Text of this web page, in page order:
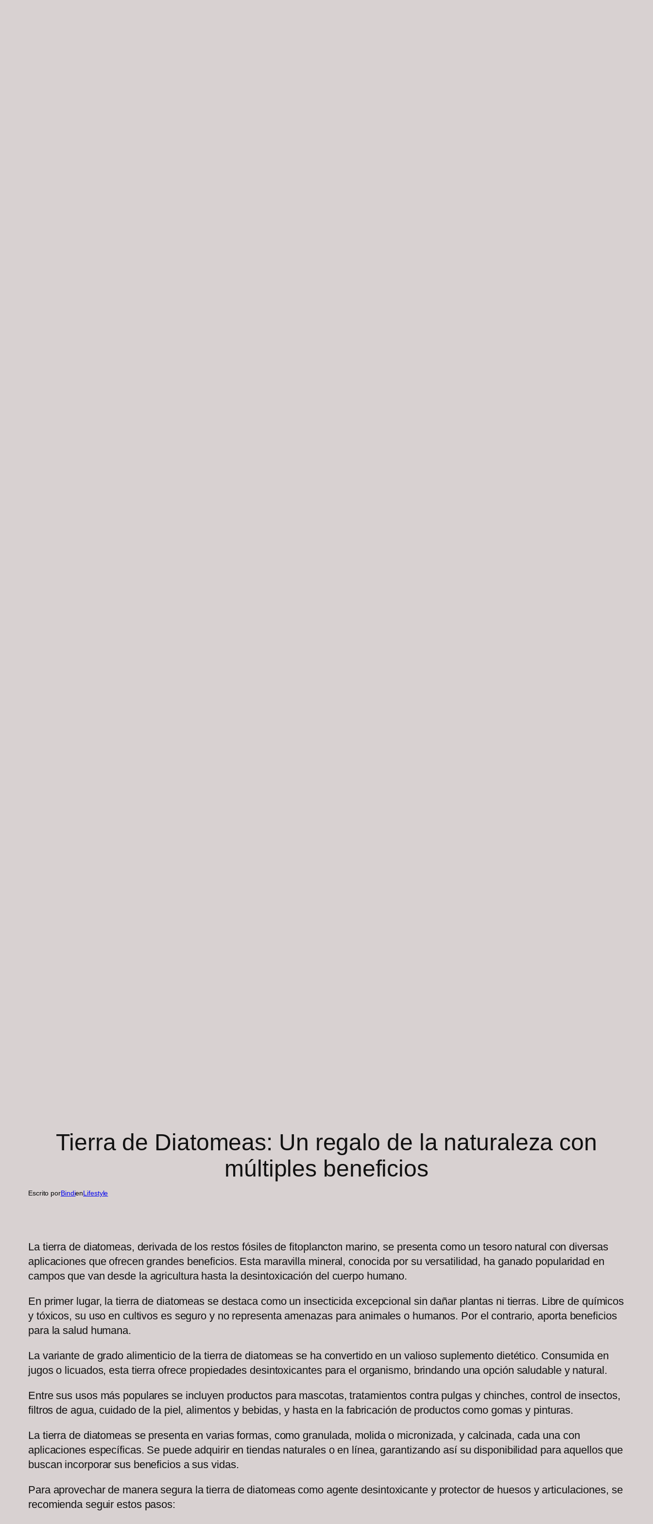
Tierra de Diatomeas: Un regalo de la naturaleza con
múltiples beneficios
Escrito porBindienLifestyle
La tierra de diatomeas, derivada de los restos fósiles de fitoplancton marino, se presenta como un tesoro natural con diversas
aplicaciones que ofrecen grandes beneficios. Esta maravilla mineral, conocida por su versatilidad, ha ganado popularidad en
campos que van desde la agricultura hasta la desintoxicación del cuerpo humano.
En primer lugar, la tierra de diatomeas se destaca como un insecticida excepcional sin dañar plantas ni tierras. Libre de químicos
y tóxicos, su uso en cultivos es seguro y no representa amenazas para animales o humanos. Por el contrario, aporta beneficios
para la salud humana.
La variante de grado alimenticio de la tierra de diatomeas se ha convertido en un valioso suplemento dietético. Consumida en
jugos o licuados, esta tierra ofrece propiedades desintoxicantes para el organismo, brindando una opción saludable y natural.
Entre sus usos más populares se incluyen productos para mascotas, tratamientos contra pulgas y chinches, control de insectos,
filtros de agua, cuidado de la piel, alimentos y bebidas, y hasta en la fabricación de productos como gomas y pinturas.
La tierra de diatomeas se presenta en varias formas, como granulada, molida o micronizada, y calcinada, cada una con
aplicaciones específicas. Se puede adquirir en tiendas naturales o en línea, garantizando así su disponibilidad para aquellos que
buscan incorporar sus beneficios a sus vidas.
Para aprovechar de manera segura la tierra de diatomeas como agente desintoxicante y protector de huesos y articulaciones, se
recomienda seguir estos pasos: